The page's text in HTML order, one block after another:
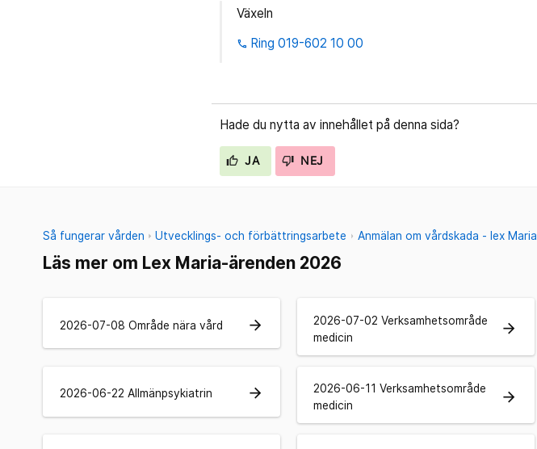
Växeln
phone Ring 019-602 10 00
Hade du nytta av innehållet på denna sida?
JA NEJ
Så fungerar vården Utvecklings- och förbättringsarbete Anmälan om vårdskada - lex Maria
Läs mer om Lex Maria-ärenden 2026
2026-07-08 Område nära vård arrow_forward
2026-07-02 Verksamhetsområde
medicin
arrow_forward
2026-06-22 Allmänpsykiatrin arrow_forward
2026-06-11 Verksamhetsområde
medicin
arrow_forward